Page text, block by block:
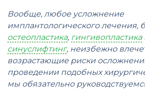
Вообще, любое усложнение
имплантологического лечения,
остеопластика, гингивопластика
синуслифтинг, неизбежно
возрастающие риски
проведении подобных
мы обязательно